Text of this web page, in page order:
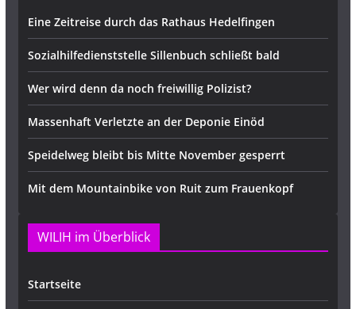
Eine Zeitreise durch das Rathaus Hedelfingen
Sozialhilfedienststelle Sillenbuch schließt bald
Wer wird denn da noch freiwillig Polizist?
Massenhaft Verletzte an der Deponie Einöd
Speidelweg bleibt bis Mitte November gesperrt
Mit dem Mountainbike von Ruit zum Frauenkopf
WILIH im Überblick
Startseite